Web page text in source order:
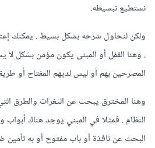
نستطيع تبسيطه.
ولكن لنحاول شرحه بشكل بسيط . يمكنك
. وهنا القفل أو المبنى يكون مؤمن بشكل
المصرحين بهم أو ليس لديهم المفتاح أو
وهنا المخترق يبحث عن الثغرات والطرق
النظام . فمثلا في المبني يوجد هناك أبواب
البحث عن نافذة أو باب مفتوح أو به تأمين